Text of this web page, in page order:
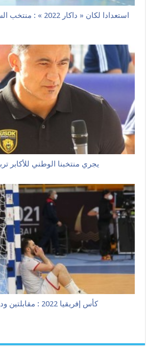
استعدادا لكان «
يجري منتخبنا الوطني للأكابر
كأس إفريقيا 2022